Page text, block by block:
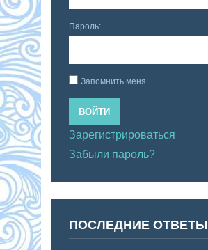
Пароль:
Запомнить меня
ВОЙТИ
Зарегистрироваться
Забыли пароль?
ПОСЛЕДНИЕ ОТВЕТЫ